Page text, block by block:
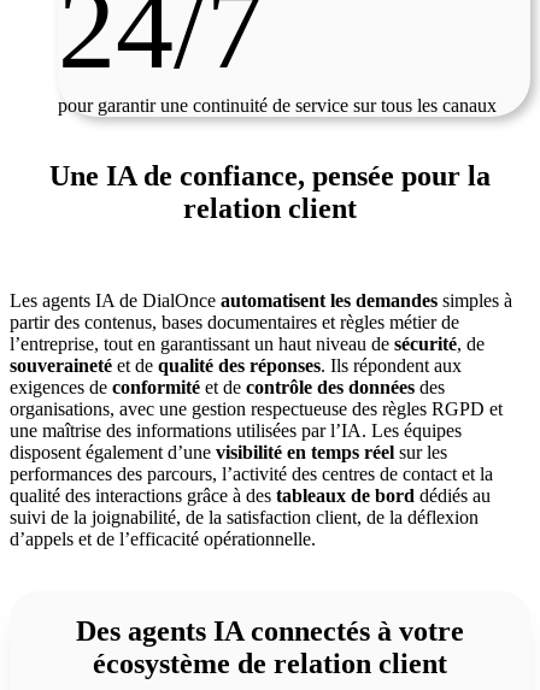
24/7
pour garantir une continuité de service sur tous les canaux
Une IA de confiance, pensée pour la
relation client
Les agents IA de DialOnce automatisent les demandes simples à
partir des contenus, bases documentaires et règles métier de
l’entreprise, tout en garantissant un haut niveau de sécurité, de
souveraineté et de qualité des réponses. Ils répondent aux
exigences de conformité et de contrôle des données des
organisations, avec une gestion respectueuse des règles RGPD et
une maîtrise des informations utilisées par l’IA. Les équipes
disposent également d’une visibilité en temps réel sur les
performances des parcours, l’activité des centres de contact et la
qualité des interactions grâce à des tableaux de bord dédiés au
suivi de la joignabilité, de la satisfaction client, de la déflexion
d’appels et de l’efficacité opérationnelle.
Des agents IA connectés à votre
écosystème de relation client